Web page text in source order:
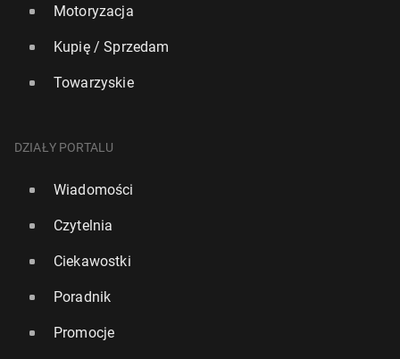
Motoryzacja
Kupię / Sprzedam
Towarzyskie
DZIAŁY PORTALU
Wiadomości
Czytelnia
Ciekawostki
Poradnik
Promocje